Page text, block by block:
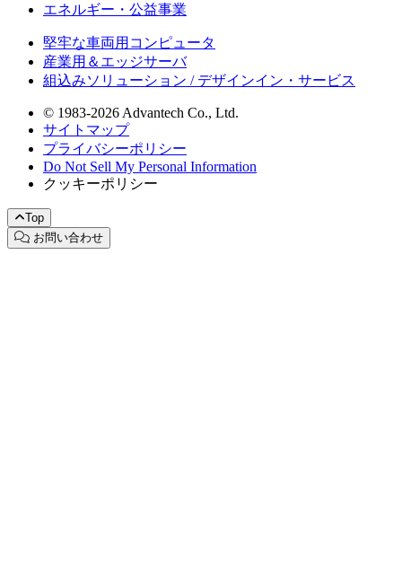
エネルギー・公益事業
堅牢な車両用コンピュータ
産業用＆エッジサーバ
組込みソリューション / デザインイン・サービス
© 1983-2026 Advantech Co., Ltd.
サイトマップ
プライバシーポリシー
Do Not Sell My Personal Information
クッキーポリシー
Top
お問い合わせ